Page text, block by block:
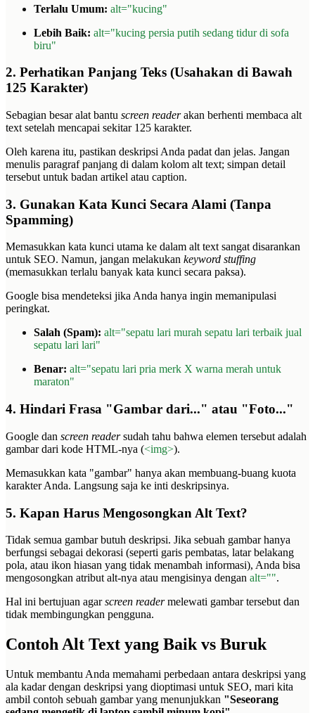
Terlalu Umum: alt="kucing"
Lebih Baik: alt="kucing persia putih sedang tidur di sofa
biru"
2. Perhatikan Panjang Teks (Usahakan di Bawah
125 Karakter)
Sebagian besar alat bantu screen readerakan berhenti membaca alt
text setelah mencapai sekitar 125 karakter.
Oleh karena itu, pastikan deskripsi Anda padat dan jelas. Jangan
menulis paragraf panjang di dalam kolom alt text; simpan detail
tersebut untuk badan artikel atau caption.
3. Gunakan Kata Kunci Secara Alami (Tanpa
Spamming)
Memasukkan kata kunci utama ke dalam alt text sangat disarankan
untuk SEO. Namun, jangan melakukan keyword stuffing
(memasukkan terlalu banyak kata kunci secara paksa).
Google bisa mendeteksi jika Anda hanya ingin memanipulasi
peringkat.
Salah (Spam): alt="sepatu lari murah sepatu lari terbaik jual
sepatu lari lari"
Benar: alt="sepatu lari pria merk X warna merah untuk
maraton"
4. Hindari Frasa "Gambar dari..." atau "Foto..."
Google dan screen readersudah tahu bahwa elemen tersebut adalah
gambar dari kode HTML-nya (<img>).
Memasukkan kata "gambar" hanya akan membuang-buang kuota
karakter Anda. Langsung saja ke inti deskripsinya.
5. Kapan Harus Mengosongkan Alt Text?
Tidak semua gambar butuh deskripsi. Jika sebuah gambar hanya
berfungsi sebagai dekorasi (seperti garis pembatas, latar belakang
pola, atau ikon hiasan yang tidak menambah informasi), Anda bisa
mengosongkan atribut alt-nya atau mengisinya dengan alt="".
Hal ini bertujuan agarscreen readermelewati gambar tersebut dan
tidak membingungkan pengguna.
Contoh Alt Text yang Baik vs Buruk
Untuk membantu Anda memahami perbedaan antara deskripsi yang
ala kadar dengan deskripsi yang dioptimasi untuk SEO, mari kita
ambil contoh sebuah gambar yang menunjukkan "Seseorang